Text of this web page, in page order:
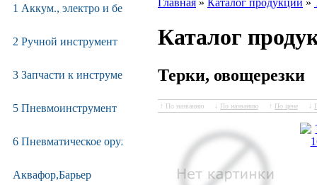
1 Аккум., электро и бензо инструмент
2 Ручной инструмент
3 Запчасти к инструменту
5 Пневмоинструмент
6 Пневматическое оружие и расходники
Аквафор,Барьер
Главная » Каталог продукции »
Каталог
Терки, овощерезки
↑ По названию ↓ По названию ↑ По цене ↓